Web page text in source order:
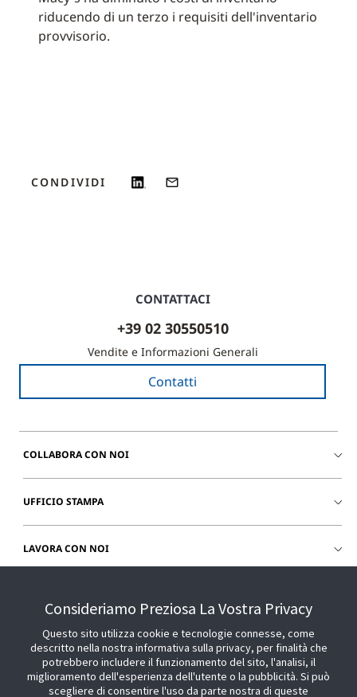
riducendo di un terzo i requisiti dell'inventario
provvisorio.
CONDIVIDI
CONTATTACI
+39 02 30550510
Vendite e Informazioni Generali
Contatti
COLLABORA CON NOI
UFFICIO STAMPA
LAVORA CON NOI
Consideriamo Preziosa La Vostra Privacy
Questo sito utilizza cookie e tecnologie connesse, come
descritto nella nostra informativa sulla privacy, per finalità che
potrebbero includere il funzionamento del sito, l'analisi, il
miglioramento dell'esperienza dell'utente o la pubblicità. Si può
scegliere di consentire l'uso da parte nostra di queste